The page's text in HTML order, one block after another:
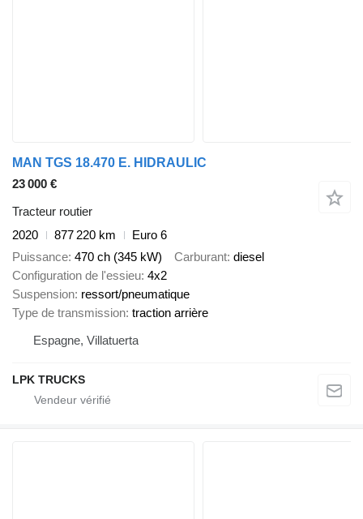
MAN TGS 18.470 E. HIDRAULIC
23 000 €
Tracteur routier
2020
877 220 km
Euro 6
Puissance 470 ch (345 kW) Carburant diesel
Configuration de l'essieu 4x2
Suspension ressort/pneumatique
Type de transmission traction arrière
Espagne, Villatuerta
LPK TRUCKS